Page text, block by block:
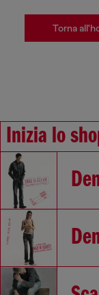
Torna
Inizia lo